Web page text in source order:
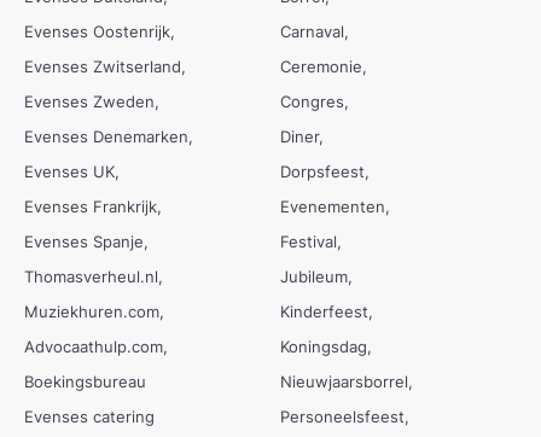
Evenses Oostenrijk
Evenses Zwitserland
Evenses Zweden
Evenses Denemarken
Evenses UK
Evenses Frankrijk
Evenses Spanje
Thomasverheul.nl
Muziekhuren.com
Advocaathulp.com
Boekingsbureau
Evenses catering
Carnaval
Ceremonie
Congres
Diner
Dorpsfeest
Evenementen
Festival
Jubileum
Kinderfeest
Koningsdag
Nieuwjaarsborrel
Personeelsfeest